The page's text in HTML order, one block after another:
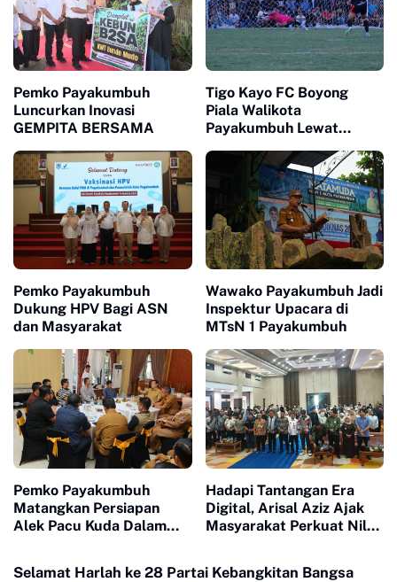
Pemko Payakumbuh
Luncurkan Inovasi
GEMPITA BERSAMA
Tigo Kayo FC Boyong
Piala Walikota
Payakumbuh Lewat
Pemko Payakumbuh
Dukung HPV Bagi ASN
dan Masyarakat
Wawako Payakumbuh Jadi
Inspektur Upacara di
MTsN 1 Payakumbuh
Pemko Payakumbuh
Matangkan Persiapan
Alek Pacu Kuda Dalam
Hadapi Tantangan Era
Digital, Arisal Aziz Ajak
Masyarakat Perkuat Nilai
Selamat Harlah ke 28 Partai Kebangkitan Bangsa